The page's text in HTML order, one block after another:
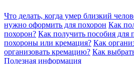
Что делать, когда умер близкий
нужно оформить для похорон Как
похорон? Как получить пособия для
похороны или кремация? Как
организовать кремацию? Как
Полезная информация